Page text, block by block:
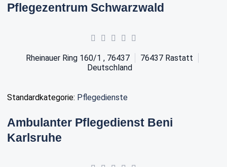
Pflegezentrum Schwarzwald
Rheinauer Ring 160/1 , 76437 76437 Rastatt
Deutschland
Standardkategorie: Pflegedienste
Ambulanter Pflegedienst Beni
Karlsruhe